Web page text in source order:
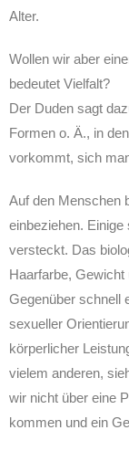
Alter.
Wollen wir aber
bedeutet Vielfalt?
Der Duden sagt
Formen o. Ä., in
vorkommt, sich
Auf den Menschen
einbeziehen.
versteckt. Das
Haarfarbe,
Gegenüber schnell
sexueller
körperlicher
vielem anderen,
wir nicht über eine
kommen und ein